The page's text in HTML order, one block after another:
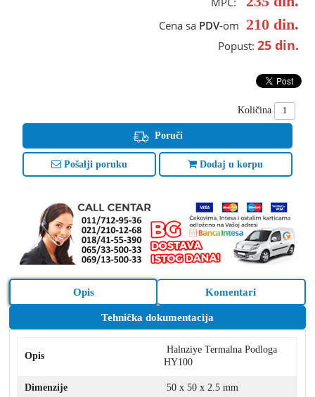
Cena sa PDV-om 210 din.
Popust: 25 din.
Količina
Poruči
Pošalji poruku Dodaj u korpu
Opis
Tehnička dokumentacija
Komentari
Opis
Halnziye Termalna Podloga
HY100
Dimenzije 50 x 50 x 2.5 mm